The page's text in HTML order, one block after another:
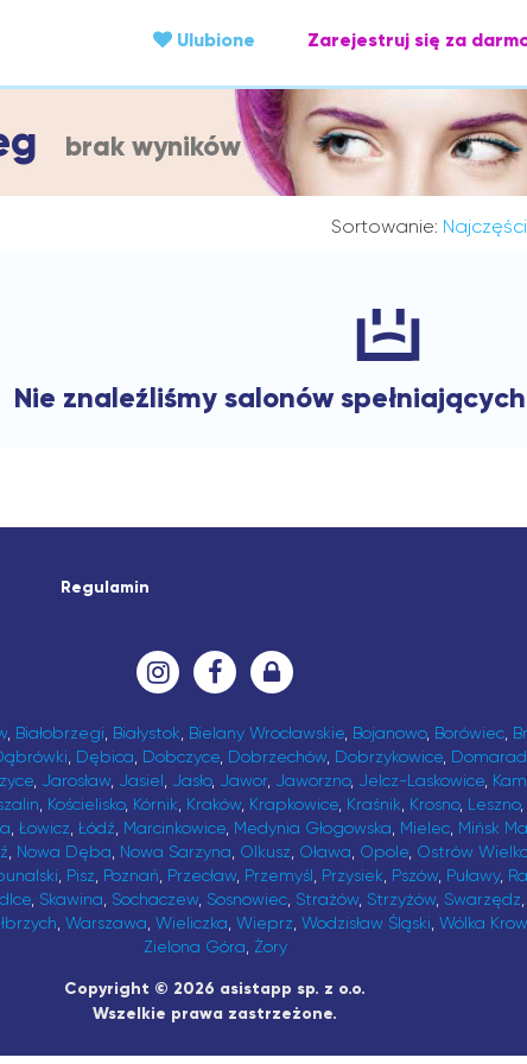
Ulubione Zarejestruj się za
brak wyników
Sortowanie:
Nie znaleźliśmy salonów
Regulamin
, Białobrzegi Białystok Bielany Wrocławskie, Bojanowo, Borówiec,
Dębica Dobczyce, Dobrzechów, Dobrzykowice,
Jarosław Jasiel Jasło, Jawor Jaworzno, Jelcz-Laskowice
Kościelisko, Kórnik Kraków Krapkowice Kraśnik Krosno, Leszno,
Łowicz Łódź Marcinkowice, Medynia Głogowska Mielec, Mińsk
Nowa Dęba Nowa Sarzyna Olkusz Oława Opole, Ostrów
Pisz Poznań Przecław, Przemyśl Przysiek Pszów, Puławy,
, Skawina Sochaczew, Sosnowiec, Strażów, Strzyżów, Swarzędz
Warszawa Wieliczka Wieprz Wodzisław Śląski Wólka
Zielona Góra Żory
Copyright © 2026 asistapp sp. z o.o.
Wszelkie prawa zastrzeżone.